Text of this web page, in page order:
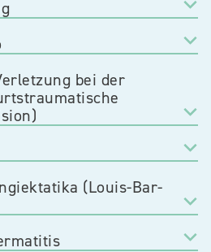
bei der
(Louis-Bar-